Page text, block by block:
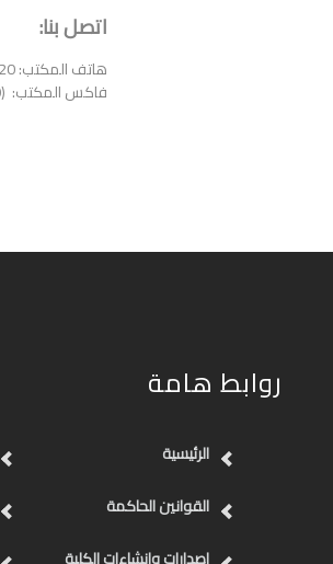
اتصل بنا:
هاتف المكتب: 0020)882412140
فاكس المكتب: (0020) 88 237 00 44
روابط هامة
الرئيسية
القوانين الحاكمة